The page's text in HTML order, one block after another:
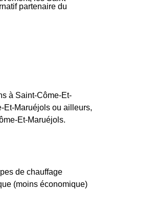
partenaire du
à Saint-Côme-Et-
Et-Maruéjols ou ailleurs,
Et-Maruéjols.
de chauffage
(moins économique)